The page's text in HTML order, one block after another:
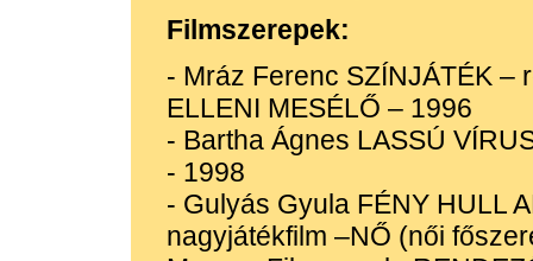
Filmszerepek:
- Mráz Ferenc SZÍNJÁTÉK –
ELLENI MESÉLŐ – 1996
- Bartha Ágnes LASSÚ
- 1998
- Gulyás Gyula FÉNY HULL
nagyjátékfilm –NŐ (női